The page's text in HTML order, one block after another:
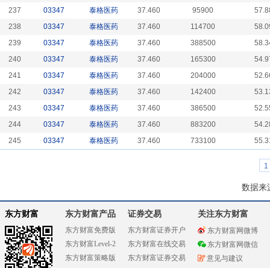
237
03347 泰格医药 37.460 95900
238
03347 泰格医药 37.460 114700
239
03347 泰格医药 37.460 388500
240
03347 泰格医药 37.460 165300
241
03347 泰格医药 37.460 204000
242
03347 泰格医药 37.460 142400
243
03347 泰格医药 37.460 386500
244
03347 泰格医药 37.460 883200
245
03347 泰格医药 37.460 733100
1
数据来
东方财富 东方财富产品
东方财富免费版
东方财富Level-2
东方财富策略版
证券交易
东方财富证券开户
东方财富在线交易
东方财富证券交易
关注东方财富
东方财富网微博
东方财富网微信
意见与建议